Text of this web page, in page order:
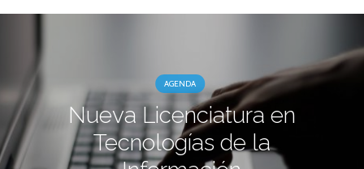
AGENDA
Nueva Licenciatura en
Tecnologías de la